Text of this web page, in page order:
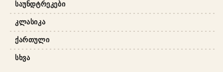
ᲡᲐᲣᲜᲓᲢᲠᲔᲙᲔᲑᲘ
ᲙᲚᲐᲡᲘᲙᲐ
ᲥᲐᲠᲗᲣᲚᲘ
ᲡᲮᲕᲐ